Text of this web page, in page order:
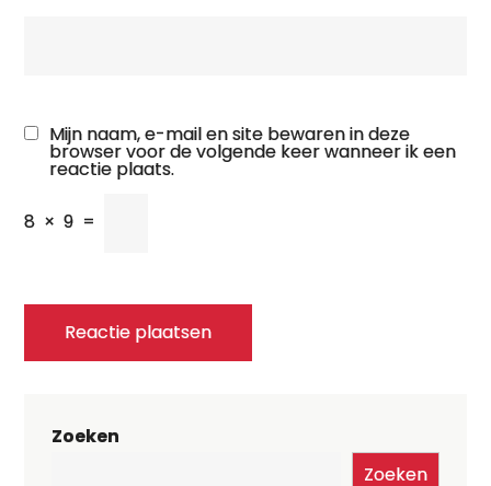
Mijn naam, e-mail en site bewaren in deze
browser voor de volgende keer wanneer ik een
reactie plaats.
8 × 9 =
Zoeken
Zoeken